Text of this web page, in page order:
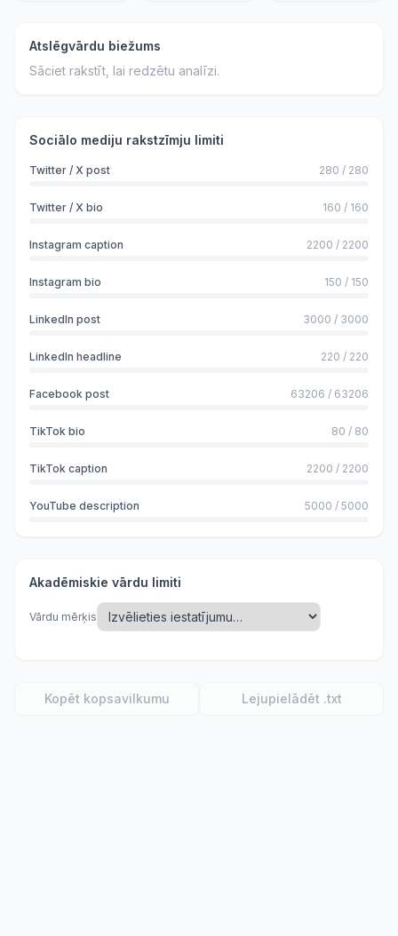
Atslēgvārdu biežums
Sāciet rakstīt, lai redzētu analīzi.
Sociālo mediju rakstzīmju limiti
Twitter / X post 280 / 280
Twitter / X bio 160 / 160
Instagram caption 2200 / 2200
Instagram bio 150 / 150
LinkedIn post 3000 / 3000
LinkedIn headline 220 / 220
Facebook post 63206 / 63206
TikTok bio 80 / 80
TikTok caption 2200 / 2200
YouTube description 5000 / 5000
Akadēmiskie vārdu limiti
Vārdu mērķis
Kopēt kopsavilkumu Lejupielādēt .txt